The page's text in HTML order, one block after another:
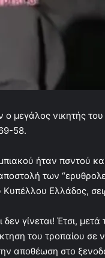
ο μεγάλος νικητής
58.
ήταν πσντού
των
Ελλάδος,
δεν γίνεται! Έτσι,
του τροπαίου σε
αποθέωση στο